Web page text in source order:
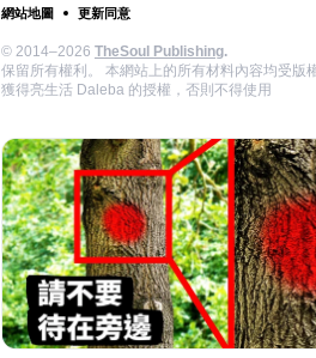
網站地圖
更新同意
© 2014–2026 TheSoul Publishing.
保留所有權利。 本網站上的所有材料內容均受版
獲得亮生活 Daleba 的授權，否則不得使用